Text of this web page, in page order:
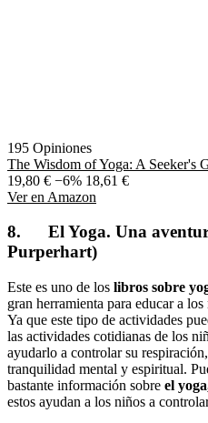
195 Opiniones
The Wisdom of Yoga: A Seeker's
19,80 € −6% 18,61 €
Ver en Amazon
8. El Yoga. Una
Purperhart)
Este es uno de los libros sobre
gran herramienta para educar a
Ya que este tipo de actividades
las actividades cotidianas de los
ayudarlo a controlar su
tranquilidad mental y espiritual.
bastante información sobre el
estos ayudan a los niños a